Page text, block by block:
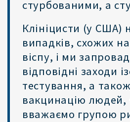
стурбованими, а
Клініцисти (у США)
випадків, схожих
віспу, і ми
відповідні заходи
тестування, а
вакцинацію людей,
вважаємо групою